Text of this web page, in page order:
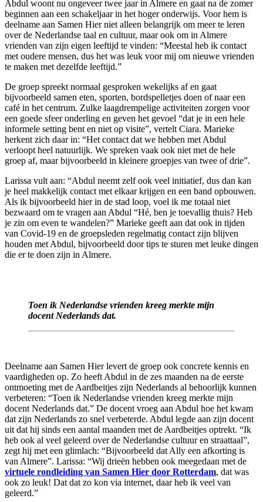
Abdul woont nu ongeveer twee jaar in Almere en gaat na de zomer
beginnen aan een schakeljaar in het hoger onderwijs. Voor hem is
deelname aan Samen Hier niet alleen belangrijk om meer te leren
over de Nederlandse taal en cultuur, maar ook om in Almere
vrienden van zijn eigen leeftijd te vinden: “Meestal heb ik contact
met oudere mensen, dus het was leuk voor mij om nieuwe vrienden
te maken met dezelfde leeftijd.”
De groep spreekt normaal gesproken wekelijks af en gaat
bijvoorbeeld samen eten, sporten, bordspelletjes doen of naar een
café in het centrum. Zulke laagdrempelige activiteiten zorgen voor
een goede sfeer onderling en geven het gevoel “dat je in een hele
informele setting bent en niet op visite”, vertelt Ciara. Marieke
herkent zich daar in: “Het contact dat we hebben met Abdul
verloopt heel natuurlijk. We spreken vaak ook niet met de hele
groep af, maar bijvoorbeeld in kleinere groepjes van twee of drie”.
Larissa vult aan: “Abdul neemt zelf ook veel initiatief, dus dan kan
je heel makkelijk contact met elkaar krijgen en een band opbouwen.
Als ik bijvoorbeeld hier in de stad loop, voel ik me totaal niet
bezwaard om te vragen aan Abdul “Hé, ben je toevallig thuis? Heb
je zin om even te wandelen?” Marieke geeft aan dat ook in tijden
van Covid-19 en de groepsleden regelmatig contact zijn blijven
houden met Abdul, bijvoorbeeld door tips te sturen met leuke dingen
die er te doen zijn in Almere.
Toen ik Nederlandse vrienden kreeg merkte mijn
docent Nederlands dat.
Deelname aan Samen Hier levert de groep ook concrete kennis en
vaardigheden op. Zo heeft Abdul in de zes maanden na de eerste
ontmoeting met de Aardbeitjes zijn Nederlands al behoorlijk kunnen
verbeteren: “Toen ik Nederlandse vrienden kreeg merkte mijn
docent Nederlands dat.” De docent vroeg aan Abdul hoe het kwam
dat zijn Nederlands zo snel verbeterde. Abdul legde aan zijn docent
uit dat hij sinds een aantal maanden met de Aardbeitjes optrekt. “Ik
heb ook al veel geleerd over de Nederlandse cultuur en straattaal”,
zegt hij met een glimlach: “Bijvoorbeeld dat Ally een afkorting is
van Almere”. Larissa: “Wij drieën hebben ook meegedaan met de
virtuele rondleiding van Samen Hier door Rotterdam, dat was
ook zo leuk! Dat dat zo kon via internet, daar heb ik veel van
geleerd.”